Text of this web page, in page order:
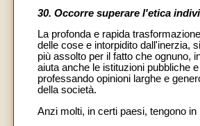
30. Occorre superare l'etica
La profonda e rapida
delle cose e intorpidito dall'inerzia,
più assolto per il fatto che ognuno,
aiuta anche le istituzioni pubbliche
professando opinioni larghe e
della società.
Anzi molti, in certi paesi, tengono